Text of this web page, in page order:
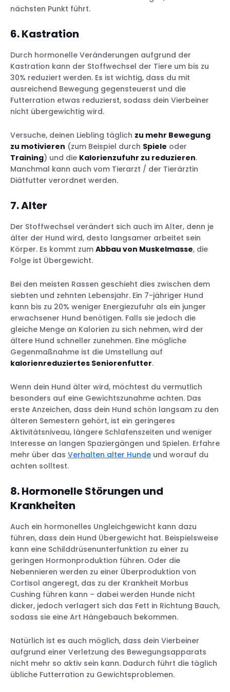
nächsten Punkt führt.
6. Kastration
Durch hormonelle Veränderungen aufgrund der
Kastration kann der Stoffwechsel der Tiere um bis zu
30% reduziert werden. Es ist wichtig, dass du mit
ausreichend Bewegung gegensteuerst und die
Futterration etwas reduzierst, sodass dein Vierbeiner
nicht übergewichtig wird.
Versuche, deinen Liebling täglich zu mehr Bewegung
zu motivieren (zum Beispiel durch Spiele oder
Training) und die Kalorienzufuhr zu reduzieren.
Manchmal kann auch vom Tierarzt / der Tierärztin
Diätfutter verordnet werden.
7. Alter
Der Stoffwechsel verändert sich auch im Alter, denn je
älter der Hund wird, desto langsamer arbeitet sein
Körper. Es kommt zum Abbau von Muskelmasse, die
Folge ist Übergewicht.
Bei den meisten Rassen geschieht dies zwischen dem
siebten und zehnten Lebensjahr. Ein 7-jähriger Hund
kann bis zu 20% weniger Energiezufuhr als ein junger
erwachsener Hund benötigen. Falls sie jedoch die
gleiche Menge an Kalorien zu sich nehmen, wird der
ältere Hund schneller zunehmen. Eine mögliche
Gegenmaßnahme ist die Umstellung auf
kalorienreduziertes Seniorenfutter.
Wenn dein Hund älter wird, möchtest du vermutlich
besonders auf eine Gewichtszunahme achten. Das
erste Anzeichen, dass dein Hund schön langsam zu den
älteren Semestern gehört, ist ein geringeres
Aktivitätsniveau, längere Schlafenszeiten und weniger
Interesse an langen Spaziergängen und Spielen. Erfahre
mehr über das Verhalten alter Hunde und worauf du
achten solltest.
8. Hormonelle Störungen und
Krankheiten
Auch ein hormonelles Ungleichgewicht kann dazu
führen, dass dein Hund Übergewicht hat. Beispielsweise
kann eine Schilddrüsenunterfunktion zu einer zu
geringen Hormonproduktion führen. Oder die
Nebennieren werden zu einer Überproduktion von
Cortisol angeregt, das zu der Krankheit Morbus
Cushing führen kann – dabei werden Hunde nicht
dicker, jedoch verlagert sich das Fett in Richtung Bauch,
sodass sie eine Art Hängebauch bekommen.
Natürlich ist es auch möglich, dass dein Vierbeiner
aufgrund einer Verletzung des Bewegungsapparats
nicht mehr so aktiv sein kann. Dadurch führt die täglich
übliche Futterration zu Gewichtsproblemen.